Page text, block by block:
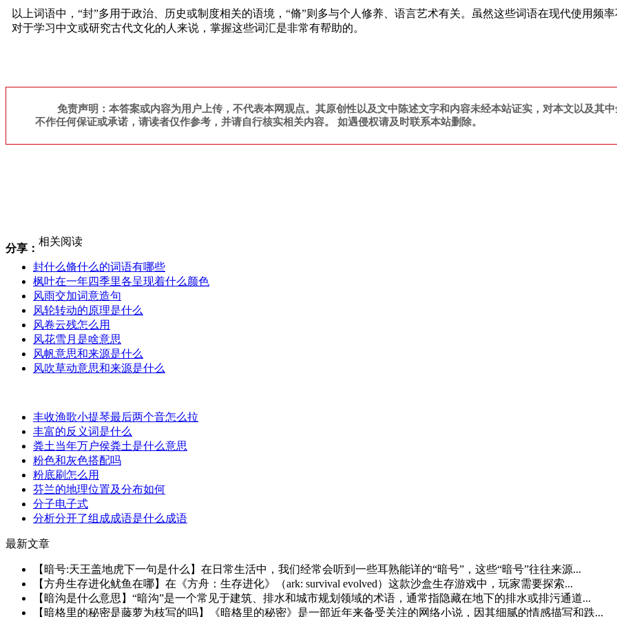
以上词语中，“封”多用于政治、历史或制度相关的语境，“脩”则多与个人修养、语言艺术有关。虽然这些词语在现代使用频
对于学习中文或研究古代文化的人来说，掌握这些词汇是非常有帮助的。
免责声明：本答案或内容为用户上传，不代表本网观点。其原创性以及文中陈述文字和内容未经本站证实，对本文以及其
不作任何保证或承诺，请读者仅作参考，并请自行核实相关内容。 如遇侵权请及时联系本站删除。
分享：
相关阅读
封什么脩什么的词语有哪些
枫叶在一年四季里各呈现着什么颜色
风雨交加词意造句
风轮转动的原理是什么
风卷云残怎么用
风花雪月是啥意思
风帆意思和来源是什么
风吹草动意思和来源是什么
丰收渔歌小提琴最后两个音怎么拉
丰富的反义词是什么
粪土当年万户侯粪土是什么意思
粉色和灰色搭配吗
粉底刷怎么用
芬兰的地理位置及分布如何
分子电子式
分析分开了组成成语是什么成语
最新文章
【暗号:天王盖地虎下一句是什么】在日常生活中，我们经常会听到一些耳熟能详的“暗号”，这些“暗号”往往来源...
【方舟生存进化鱿鱼在哪】在《方舟：生存进化》（ark: survival evolved）这款沙盒生存游戏中，玩家需要探索...
【暗沟是什么意思】“暗沟”是一个常见于建筑、排水和城市规划领域的术语，通常指隐藏在地下的排水或排污通道...
【暗格里的秘密是藤萝为枝写的吗】《暗格里的秘密》是一部近年来备受关注的网络小说，因其细腻的情感描写和跌...